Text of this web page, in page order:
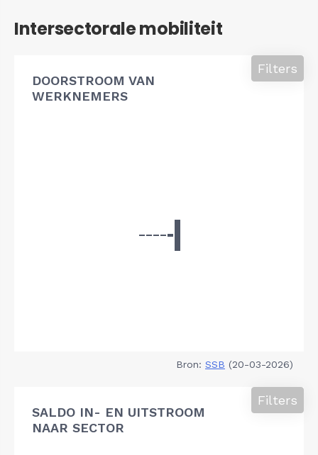
Intersectorale mobiliteit
DOORSTROOM VAN
WERKNEMERS
Filters
Bron: SSB (20-03-2026)
SALDO IN- EN UITSTROOM
NAAR SECTOR
Filters